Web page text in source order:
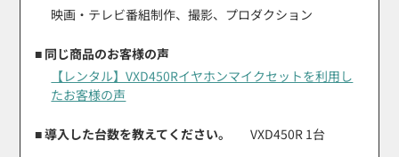
映画・テレビ番組制作、撮影、プロダクション
■ 同じ商品のお客様の声
【レンタル】VXD450Rイヤホンマイクセットを利用し
たお客様の声
■ 導入した台数を教えてください。 VXD450R 1台